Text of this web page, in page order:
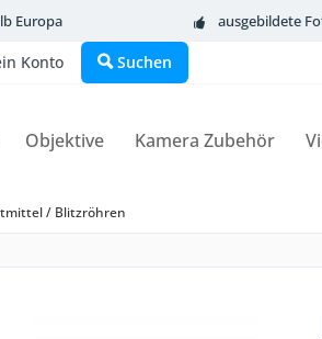
Europa ausgebildete
Konto Suchen
Objektive Kamera Zubehör
/ Blitzröhren